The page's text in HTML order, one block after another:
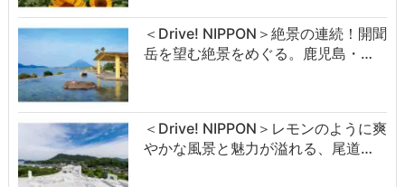
＜Drive! NIPPON＞絶景の連続！開聞
岳を望む絶景をめぐる。鹿児島・…
＜Drive! NIPPON＞レモンのように爽
やかな風景と魅力が溢れる、尾道…